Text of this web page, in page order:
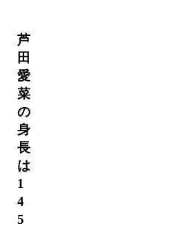
芦
田
愛
菜
の
身
長
は
1
4
5